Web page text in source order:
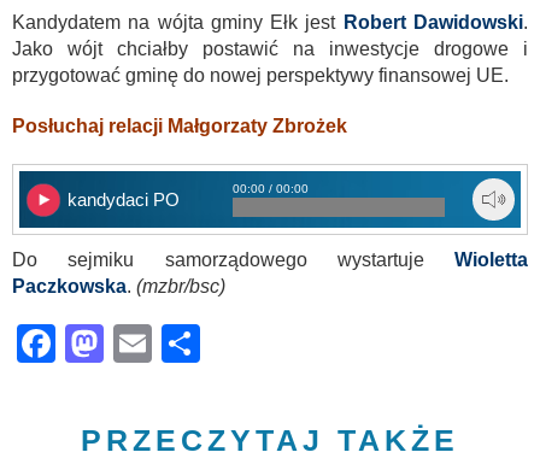
Kandydatem na wójta gminy Ełk jest Robert Dawidowski.
Jako wójt chciałby postawić na inwestycje drogowe i
przygotować gminę do nowej perspektywy finansowej UE.
Posłuchaj relacji Małgorzaty Zbrożek
kandydaci PO
00:00 / 00:00
Do sejmiku samorządowego wystartuje Wioletta
Paczkowska. (mzbr/bsc)
Facebook
Mastodon
Email
PRZECZYTAJ TAKŻE